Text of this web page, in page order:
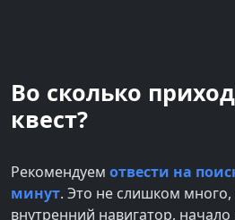
Во сколько
квест?
Рекомендуем отвести на
минут. Это не слишком много,
внутренний навигатор, начало